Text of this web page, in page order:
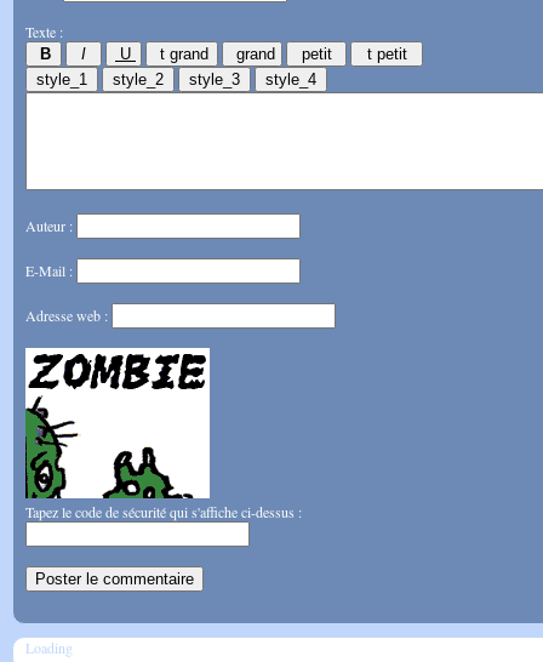
Texte :
Auteur :
E-Mail :
Adresse web :
Tapez le code de sécurité qui s'affiche ci-dessus :
Loading